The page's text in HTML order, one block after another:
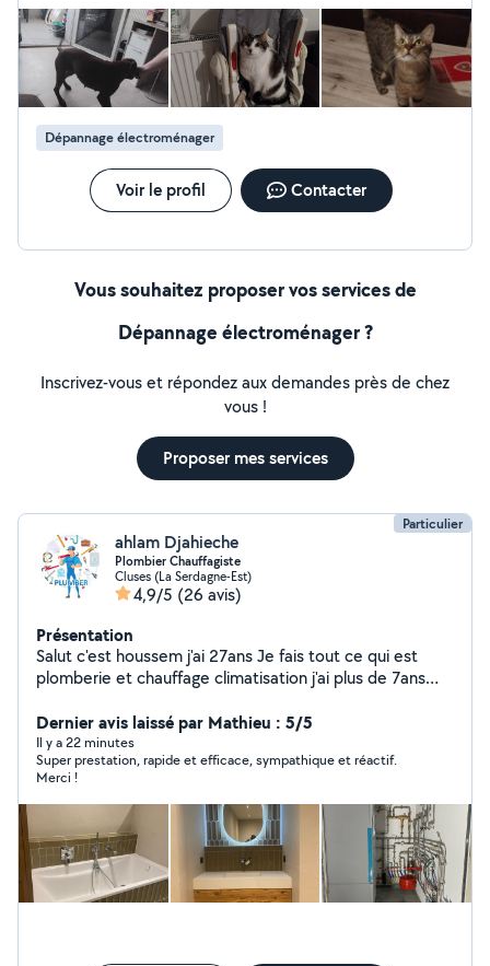
Dépannage électroménager
Voir le profil Contacter
Vous souhaitez proposer vos services de
Dépannage électroménager ?
Inscrivez-vous et répondez aux demandes près de chez
vous !
Proposer mes services
Particulier
ahlam Djahieche
Plombier Chauffagiste
Cluses (La Serdagne-Est)
4,9/5 (26 avis)
Présentation
Salut c'est houssem j'ai 27ans Je fais tout ce qui est
plomberie et chauffage climatisation j'ai plus de 7ans
Dernier avis laissé par Mathieu : 5/5
Il y a 22 minutes
Super prestation, rapide et efficace, sympathique et réactif.
Merci !